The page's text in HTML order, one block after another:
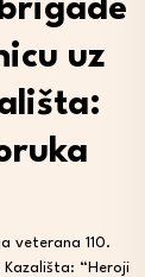
uz
veterana 110.
“Heroji